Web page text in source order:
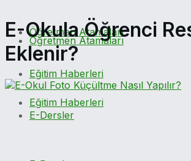
Öğretmen Atamaları
Eğitim Haberleri
Öğretmen Atamaları
Eğitim Haberleri
E-Dersler
E-Okula Öğrenci
Eklenir?